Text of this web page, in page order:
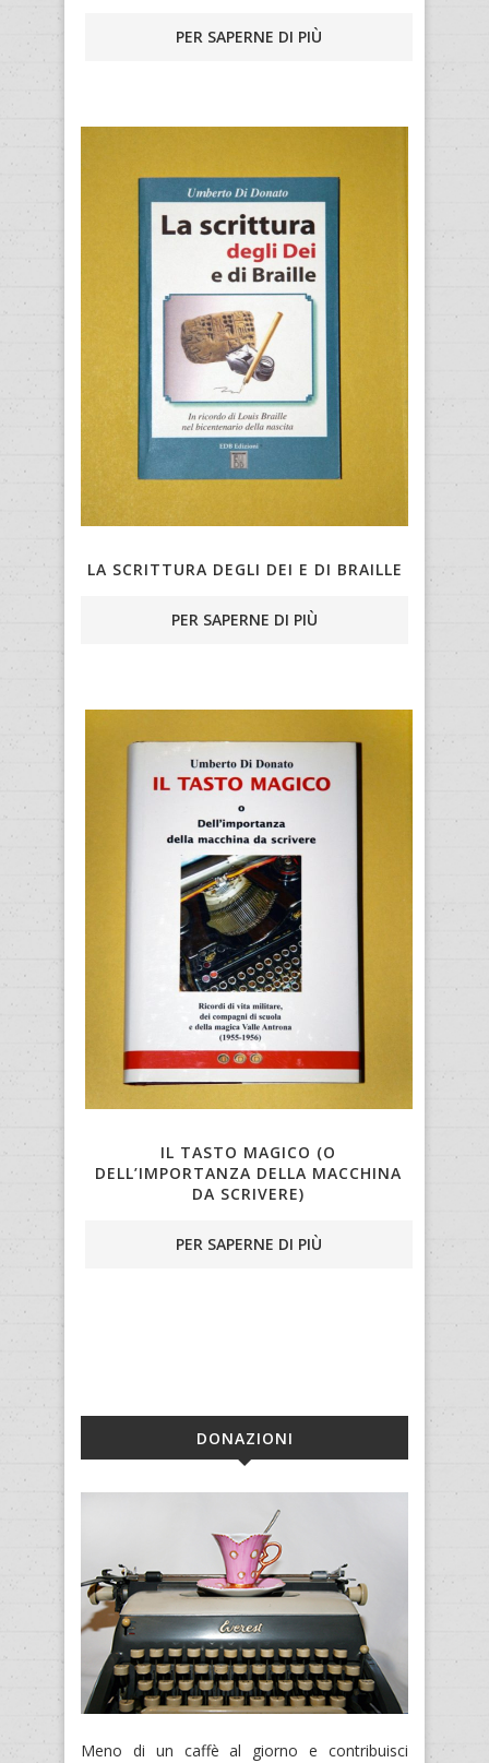
PER SAPERNE DI PIÙ
LA SCRITTURA DEGLI DEI E DI BRAILLE
PER SAPERNE DI PIÙ
IL TASTO MAGICO (O
DELL’IMPORTANZA DELLA MACCHINA
DA SCRIVERE)
PER SAPERNE DI PIÙ
DONAZIONI
Meno di un caffè al giorno e contribuisci